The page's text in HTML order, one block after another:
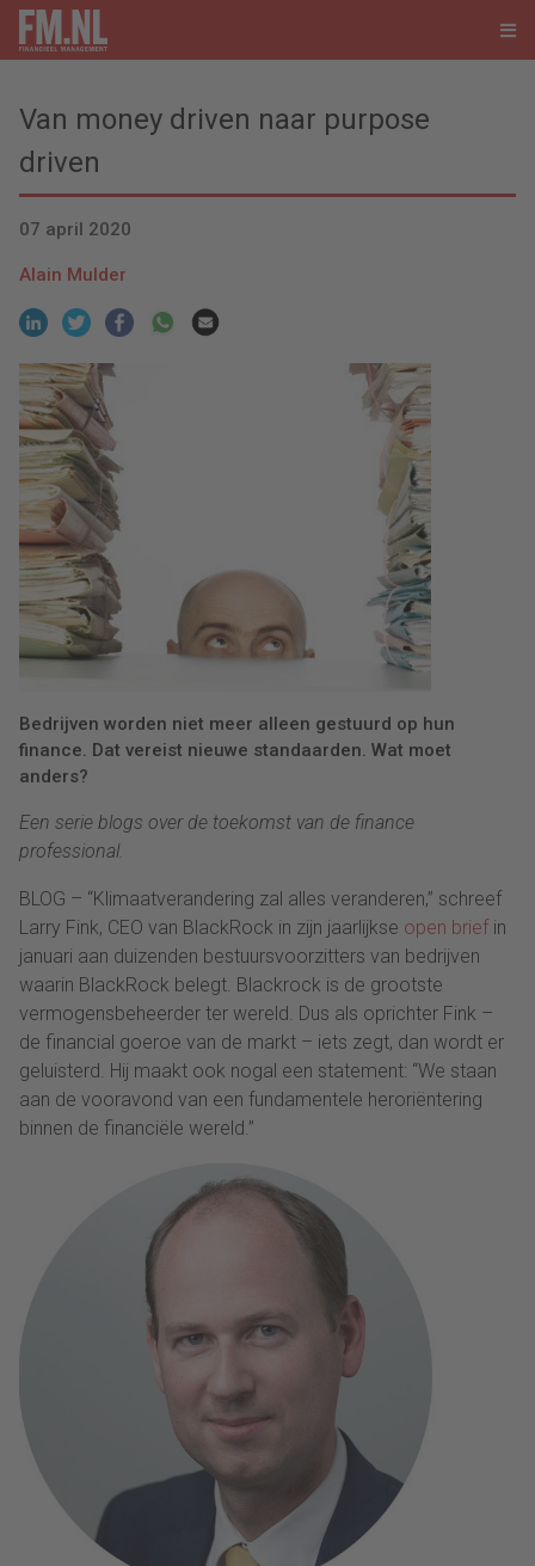
Van money driven naar purpose
driven
07 april 2020
Alain Mulder
Bedrijven worden niet meer alleen gestuurd op hun
finance. Dat vereist nieuwe standaarden. Wat moet
anders?
Een serie blogs over de toekomst van de finance
professional.
BLOG – “Klimaatverandering zal alles veranderen,” schreef
Larry Fink, CEO van BlackRock in zijn jaarlijkse open briefin
januari aan duizenden bestuursvoorzitters van bedrijven
waarin BlackRock belegt. Blackrock is de grootste
vermogensbeheerder ter wereld. Dus als oprichter Fink –
de financial goeroe van de markt – iets zegt, dan wordt er
geluisterd. Hij maakt ook nogal een statement: “We staan
aan de vooravond van een fundamentele heroriëntering
binnen de financiële wereld.”